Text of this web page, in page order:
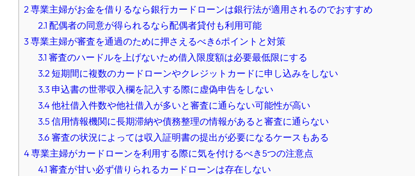
2専業主婦がお金を借りるなら銀行カードローンは銀行法が適用されるのでおすすめ
2.1 配偶者の同意が得られるなら配偶者貸付も利用可能
3専業主婦が審査を通過のために押さえるべき6ポイントと対策
3.1 審査のハードルを上げないため借入限度額は必要最低限にする
3.2短期間に複数のカードローンやクレジットカードに申し込みをしない
3.3申込書の世帯収入欄を記入する際に虚偽申告をしない
3.4他社借入件数や他社借入が多いと審査に通らない可能性が高い
3.5信用情報機関に長期滞納や債務整理の情報があると審査に通らない
3.6 審査の状況によっては収入証明書の提出が必要になるケースもある
4専業主婦がカードローンを利用する際に気を付けるべき5つの注意点
4.1 審査が甘い必ず借りられるカードローンは存在しない